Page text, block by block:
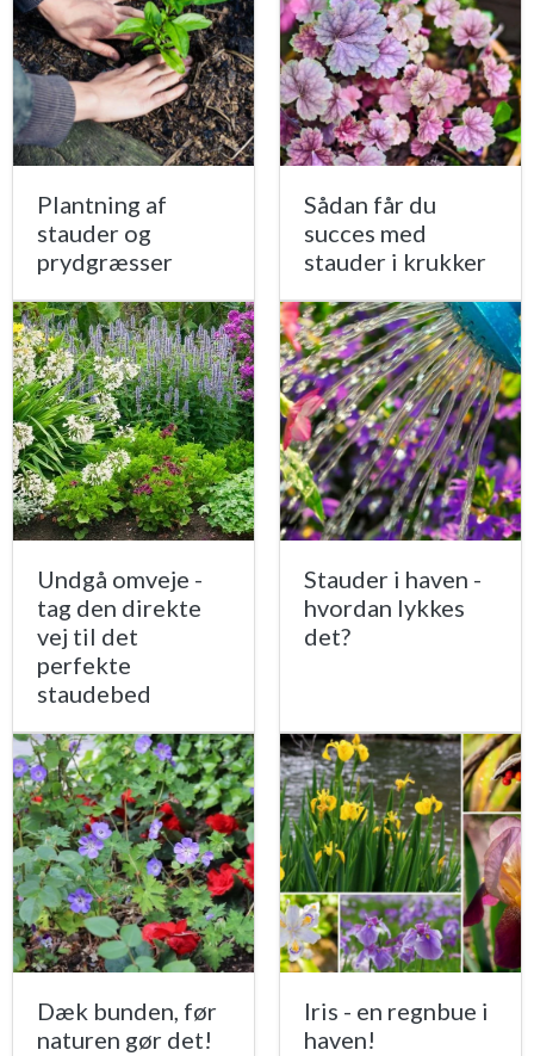
Plantning af
stauder og
prydgræsser
Sådan får du
succes med
stauder i krukker
Undgå omveje -
tag den direkte
vej til det
perfekte
staudebed
Stauder i haven -
hvordan lykkes
det?
Dæk bunden, før
naturen gør det!
Iris - en regnbue i
haven!